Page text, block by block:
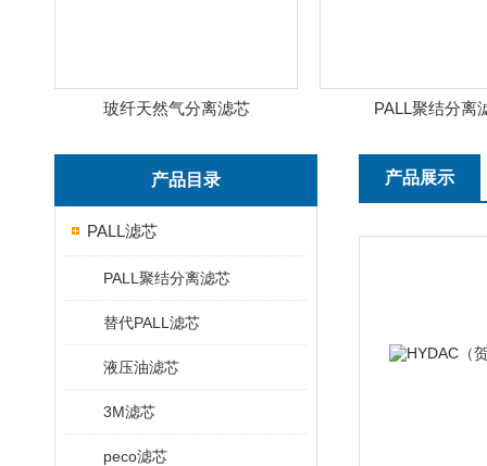
玻纤天然气分离滤芯 PALL聚结分离
产品目录
PALL滤芯
PALL聚结分离滤芯
替代PALL滤芯
液压油滤芯
3M滤芯
peco滤芯
产品展示